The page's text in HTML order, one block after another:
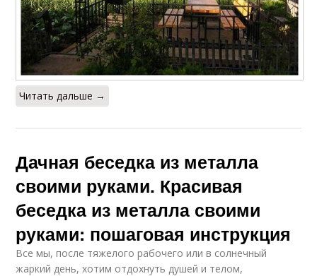
Читать дальше →
Дачная беседка из металла
своими руками. Красивая
беседка из металла своими
руками: пошаговая инструкция
Все мы, после тяжелого рабочего или в солнечный
жаркий день, хотим отдохнуть душей и телом,